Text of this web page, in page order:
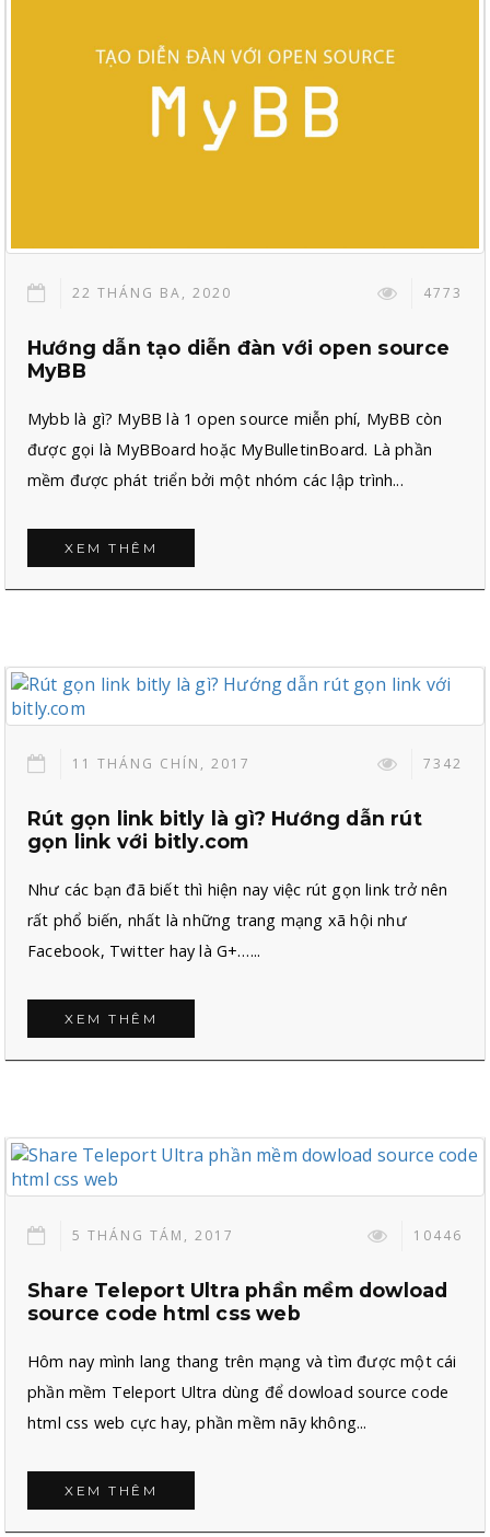
22 THÁNG BA, 2020 4773
Hướng dẫn tạo diễn đàn với open source
MyBB
Mybb là gì? MyBB là 1 open source miễn phí, MyBB còn
được gọi là MyBBoard hoặc MyBulletinBoard. Là phần
mềm được phát triển bởi một nhóm các lập trình...
XEM THÊM
11 THÁNG CHÍN, 2017 7342
Rút gọn link bitly là gì? Hướng dẫn rút
gọn link với bitly.com
Như các bạn đã biết thì hiện nay việc rút gọn link trở nên
rất phổ biến, nhất là những trang mạng xã hội như
Facebook, Twitter hay là G+…...
XEM THÊM
5 THÁNG TÁM, 2017 10446
Share Teleport Ultra phần mềm dowload
source code html css web
Hôm nay mình lang thang trên mạng và tìm được một cái
phần mềm Teleport Ultra dùng để dowload source code
html css web cực hay, phần mềm nãy không...
XEM THÊM